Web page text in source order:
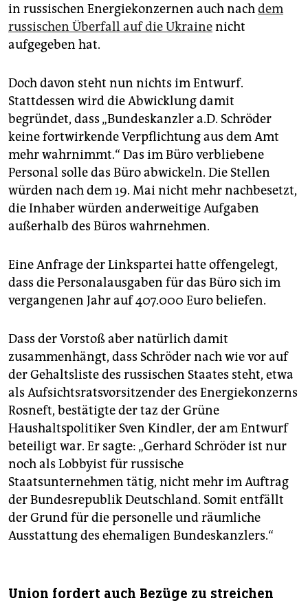
in russischen Energiekonzernen auch nachdem
russischen Überfall auf die Ukrainenicht
aufgegeben hat.
Doch davon steht nun nichts im Entwurf.
Stattdessen wird die Abwicklung damit
begründet, dass „Bundeskanzler a.D. Schröder
keine fortwirkende Verpflichtung aus dem Amt
mehr wahrnimmt.“ Das im Büro verbliebene
Personal solle das Büro abwickeln. Die Stellen
würden nach dem 19. Mai nicht mehr nachbesetzt,
die Inhaber würden anderweitige Aufgaben
außerhalb des Büros wahrnehmen.
Eine Anfrage der Linkspartei hatte offengelegt,
dass die Personalausgaben für das Büro sich im
vergangenen Jahr auf 407.000 Euro beliefen.
Dass der Vorstoß aber natürlich damit
zusammenhängt, dass Schröder nach wie vor auf
der Gehaltsliste des russischen Staates steht, etwa
als Aufsichtsratsvorsitzender des Energiekonzerns
Rosneft, bestätigte der taz der Grüne
Haushaltspolitiker Sven Kindler, der am Entwurf
beteiligt war. Er sagte: „Gerhard Schröder ist nur
noch als Lobbyist für russische
Staatsunternehmen tätig, nicht mehr im Auftrag
der Bundesrepublik Deutschland. Somit entfällt
der Grund für die personelle und räumliche
Ausstattung des ehemaligen Bundeskanzlers.“
Union fordert auch Bezüge zu streichen